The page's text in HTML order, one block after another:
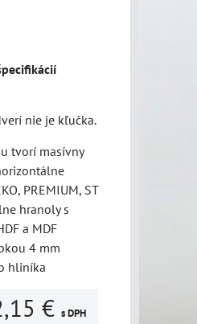
nie je kľučka.
tvorí masívny
PREMIUM, ST
hranoly s
a MDF
4 mm
hliníka
€ s DPH